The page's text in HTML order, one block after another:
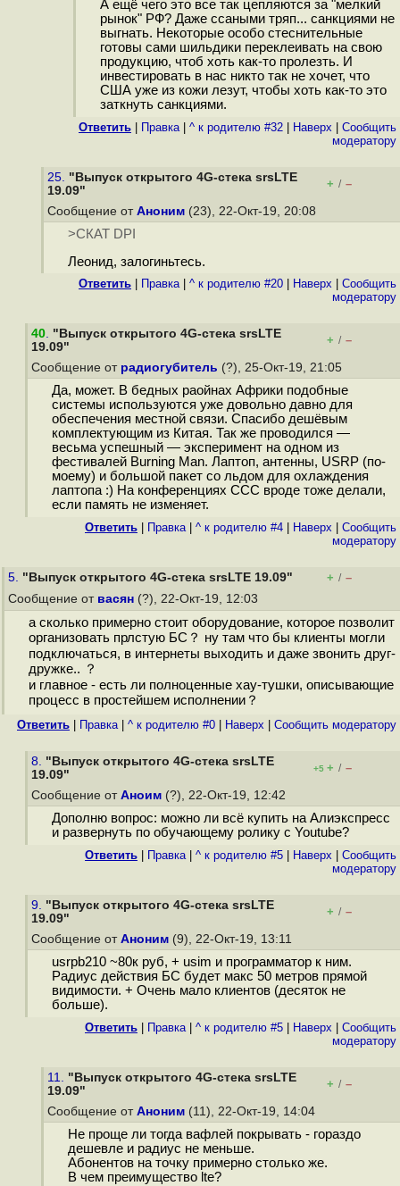
А ещё чего это все так цепляются за "мелкий
рынок" РФ? Даже ссаными тряп... санкциями не
выгнать. Некоторые особо стеснительные
готовы сами шильдики переклеивать на свою
продукцию, чтоб хоть как-то пролезть. И
инвестировать в нас никто так не хочет, что
США уже из кожи лезут, чтобы хоть как-то это
заткнуть санкциями.
Ответить Правка| ^ к родителю #32 Наверх
Cообщить
модератору
25. "Выпуск открытого 4G-стека srsLTE
19.09"
+ / –
Сообщение от Аноним (23), 22-Окт-19, 20:08
>СКАТ DPI
Леонид, залогиньтесь.
Ответить Правка| ^ к родителю #20 Наверх
Cообщить
модератору
40. "Выпуск открытого 4G-стека srsLTE
19.09"
+ / –
Сообщение от радиогубитель (?), 25-Окт-19, 21:05
Да, может. В бедных раойнах Африки подобные
системы используются уже довольно давно для
обеспечения местной связи. Спасибо дешёвым
комплектующим из Китая. Так же проводился —
весьма успешный — эксперимент на одном из
фестивалей Burning Man. Лаптоп, антенны, USRP (по-
моему) и большой пакет со льдом для охлаждения
лаптопа :) На конференциях CCC вроде тоже делали,
если память не изменяет.
Ответить Правка| ^ к родителю #4 Наверх
Cообщить
модератору
5. "Выпуск открытого 4G-стека srsLTE 19.09" + / –
Сообщение от васян (?), 22-Окт-19, 12:03
а сколько примерно стоит оборудование, которое позволит
организовать прлстую БС？ ну там что бы клиенты могли
подключаться, в интернеты выходить и даже звонить друг-
дружке.. ？
и главное - есть ли полноценные хау-тушки, описывающие
процесс в простейшем исполнении？
Ответить Правка| ^ к родителю #0 Наверх Cообщить модератору
8. "Выпуск открытого 4G-стека srsLTE
19.09"
+5 + / –
Сообщение от Аноим (?), 22-Окт-19, 12:42
Дополню вопрос: можно ли всё купить на Алиэкспресс
и развернуть по обучающему ролику с Youtube?
Ответить Правка| ^ к родителю #5 Наверх
Cообщить
модератору
9. "Выпуск открытого 4G-стека srsLTE
19.09"
+ / –
Сообщение от Аноним (9), 22-Окт-19, 13:11
usrpb210 ~80к руб, + usim и программатор к ним.
Радиус действия БС будет макс 50 метров прямой
видимости. + Очень мало клиентов (десяток не
больше).
Ответить Правка| ^ к родителю #5 Наверх
Cообщить
модератору
11. "Выпуск открытого 4G-стека srsLTE
19.09"
+ / –
Сообщение от Аноним (11), 22-Окт-19, 14:04
Не проще ли тогда вафлей покрывать - гораздо
дешевле и радиус не меньше.
Абонентов на точку примерно столько же.
В чем преимущество lte?